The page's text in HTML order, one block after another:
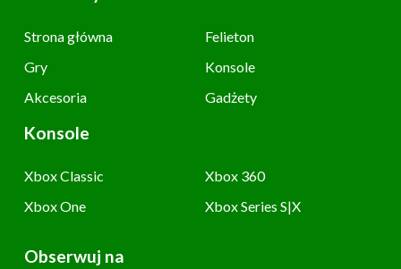
Strona główna
Felieton
Gry
Konsole
Akcesoria
Gadżety
Konsole
Xbox Classic
Xbox 360
Xbox One
Xbox Series S|X
Obserwuj na